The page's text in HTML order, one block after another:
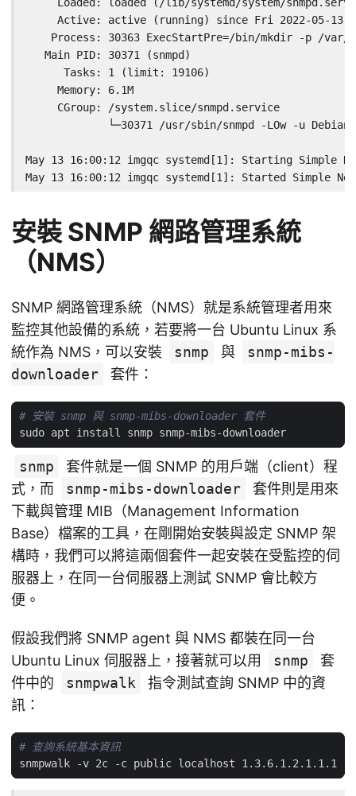
Active: active (running) since Fri 2022-05-13
Process: 30363 ExecStartPre=/bin/mkdir -p /
   Main PID: 30371 (snmpd)
      Tasks: 1 (limit: 19106)
     Memory: 6.1M
     CGroup: /system.slice/snmpd.service
└─30371 /usr/sbin/snmpd -LOw -u
May 13 16:00:12 imgqc systemd[1]: Starting Simple
May 13 16:00:12 imgqc systemd[1]: Started Simple
安裝 SNMP 網路管理系統
（NMS）
SNMP 網路管理系統（NMS）就是系統管理者用來
監控其他設備的系統，若要將一台 Ubuntu Linux 系
統作為 NMS，可以安裝
snmp 與
snmp-mibs-
downloader
套件：
# 安裝 snmp 與 snmp-mibs-downloader 套件
snmp
套件就是一個 SNMP 的用戶端（client）程
式，而
snmp-mibs-downloader
套件則是用來
下載與管理 MIB（Management Information
Base）檔案的工具，在剛開始安裝與設定 SNMP 架
構時，我們可以將這兩個套件一起安裝在受監控的伺
服器上，在同一台伺服器上測試 SNMP 會比較方
便。
假設我們將 SNMP agent 與 NMS 都裝在同一台
Ubuntu Linux 伺服器上，接著就可以用
snmp
套
件中的
snmpwalk
指令測試查詢 SNMP 中的資
訊：
# 查詢系統基本資訊